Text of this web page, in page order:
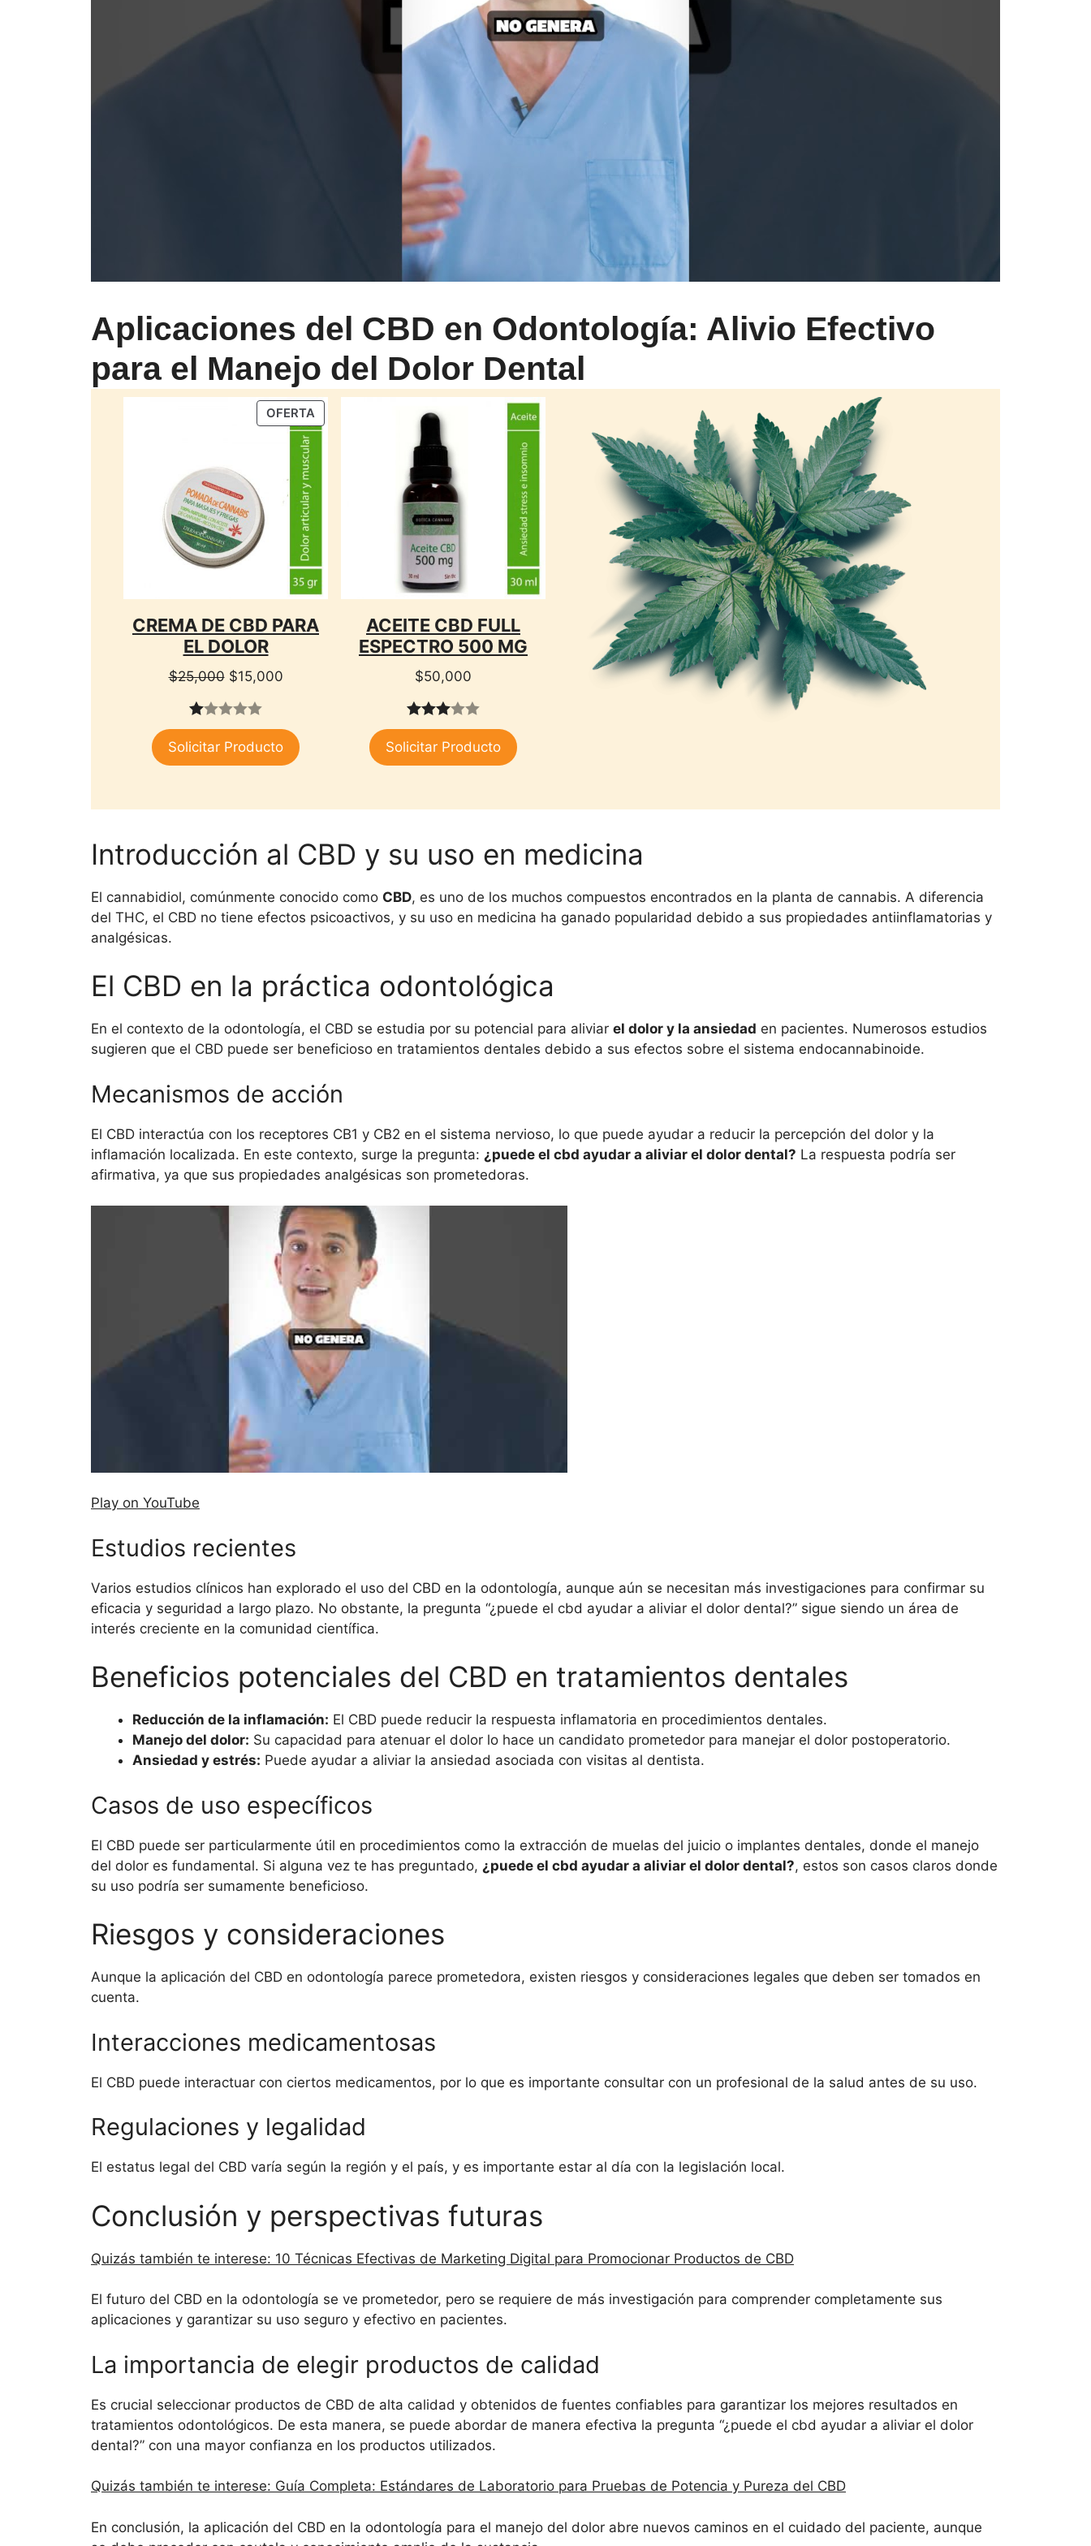
Aplicaciones del CBD en Odontología: Alivio Efectivo
para el Manejo del Dolor Dental
OFERTAPRODUCTO
EN
CREMA DE CBD PARA
EL DOLOR
$25,000 El
original
$25,000.
$15,000El
es:
$15,000.
1.
00
Solicitar Producto
ACEITE CBD FULL
ESPECTRO 500 MG
$50,000
3.00
de 5
Solicitar Producto
Introducción al CBD y su uso en medicina
El cannabidiol, comúnmente conocido como CBD, es uno de los muchos compuestos encontrados en la planta de cannabis. A diferencia
del THC, el CBD no tiene efectos psicoactivos, y su uso en medicina ha ganado popularidad debido a sus propiedades antiinflamatorias y
analgésicas.
El CBD en la práctica odontológica
En el contexto de la odontología, el CBD se estudia por su potencial para aliviar el dolor y la ansiedad en pacientes. Numerosos estudios
sugieren que el CBD puede ser beneficioso en tratamientos dentales debido a sus efectos sobre el sistema endocannabinoide.
Mecanismos de acción
El CBD interactúa con los receptores CB1 y CB2 en el sistema nervioso, lo que puede ayudar a reducir la percepción del dolor y la
inflamación localizada. En este contexto, surge la pregunta: ¿puede el cbd ayudar a aliviar el dolor dental? La respuesta podría ser
afirmativa, ya que sus propiedades analgésicas son prometedoras.
Play on YouTube
Estudios recientes
Varios estudios clínicos han explorado el uso del CBD en la odontología, aunque aún se necesitan más investigaciones para confirmar su
eficacia y seguridad a largo plazo. No obstante, la pregunta “¿puede el cbd ayudar a aliviar el dolor dental?” sigue siendo un área de
interés creciente en la comunidad científica.
Beneficios potenciales del CBD en tratamientos dentales
Reducción de la inflamación: El CBD puede reducir la respuesta inflamatoria en procedimientos dentales.
Manejo del dolor: Su capacidad para atenuar el dolor lo hace un candidato prometedor para manejar el dolor postoperatorio.
Ansiedad y estrés: Puede ayudar a aliviar la ansiedad asociada con visitas al dentista.
Casos de uso específicos
El CBD puede ser particularmente útil en procedimientos como la extracción de muelas del juicio o implantes dentales, donde el manejo
del dolor es fundamental. Si alguna vez te has preguntado, ¿puede el cbd ayudar a aliviar el dolor dental?, estos son casos claros donde
su uso podría ser sumamente beneficioso.
Riesgos y consideraciones
Aunque la aplicación del CBD en odontología parece prometedora, existen riesgos y consideraciones legales que deben ser tomados en
cuenta.
Interacciones medicamentosas
El CBD puede interactuar con ciertos medicamentos, por lo que es importante consultar con un profesional de la salud antes de su uso.
Regulaciones y legalidad
El estatus legal del CBD varía según la región y el país, y es importante estar al día con la legislación local.
Conclusión y perspectivas futuras
Quizás también te interese: 10 Técnicas Efectivas de Marketing Digital para Promocionar Productos de CBD
El futuro del CBD en la odontología se ve prometedor, pero se requiere de más investigación para comprender completamente sus
aplicaciones y garantizar su uso seguro y efectivo en pacientes.
La importancia de elegir productos de calidad
Es crucial seleccionar productos de CBD de alta calidad y obtenidos de fuentes confiables para garantizar los mejores resultados en
tratamientos odontológicos. De esta manera, se puede abordar de manera efectiva la pregunta “¿puede el cbd ayudar a aliviar el dolor
dental?” con una mayor confianza en los productos utilizados.
Quizás también te interese: Guía Completa: Estándares de Laboratorio para Pruebas de Potencia y Pureza del CBD
En conclusión, la aplicación del CBD en la odontología para el manejo del dolor abre nuevos caminos en el cuidado del paciente, aunque